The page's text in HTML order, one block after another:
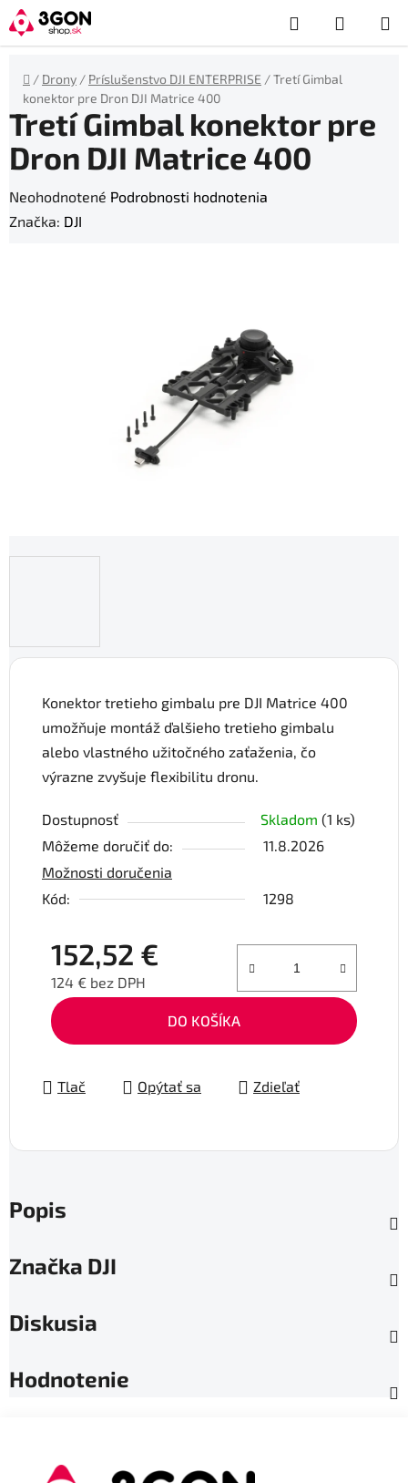
Prejsť
na
obsah
Hľadať
KOŠÍK
Domov
/ Drony / Príslušenstvo DJI ENTERPRISE /Tretí Gimbal
konektor pre Dron DJI Matrice 400
Konektor tretieho gimbalu pre DJI Matrice 400
umožňuje montáž ďalšieho tretieho gimbalu
alebo vlastného užitočného zaťaženia, čo
výrazne zvyšuje flexibilitu dronu.
Dostupnosť Skladom (1 ks)
Môžeme doručiť do:
11.8.2026
Možnosti doručenia
Kód:
1298
152,52 €
124 € bez DPH
Jednotková cena:
DO KOŠÍKA
Tlač Opýtať sa Zdieľať
Tretí Gimbal konektor pre
Dron DJI Matrice 400
Priemerné
hodnotenie
Neohodnotené Podrobnosti hodnotenia
Značka: DJI
Popis
Značka DJI
Diskusia
Hodnotenie